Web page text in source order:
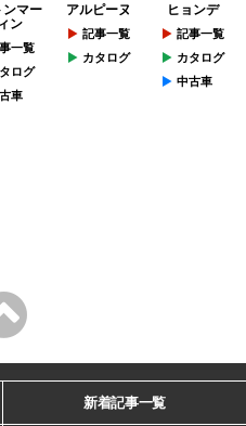
ンマー
ン
一覧
ログ
車
アルピーヌ
記事一覧
カタログ
ヒョンデ
記事一覧
カタログ
中古車
新着記事一覧